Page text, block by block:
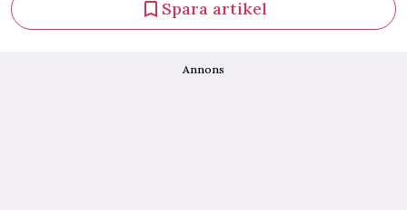
Spara artikel
Annons